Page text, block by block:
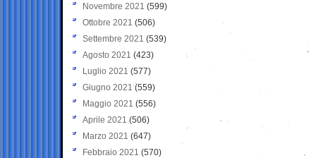
Novembre 2021 (599)
Ottobre 2021 (506)
Settembre 2021 (539)
Agosto 2021 (423)
Luglio 2021 (577)
Giugno 2021(559)
Maggio 2021 (556)
Aprile 2021 (506)
Marzo 2021 (647)
Febbraio 2021 (570)